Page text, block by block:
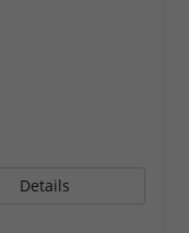
Details